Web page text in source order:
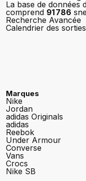
La base de données
comprend 91 786
Recherche Avancée
Calendrier des sorties
Marques
Nike
Jordan
adidas Originals
adidas
Reebok
Under Armour
Converse
Vans
Crocs
Nike SB